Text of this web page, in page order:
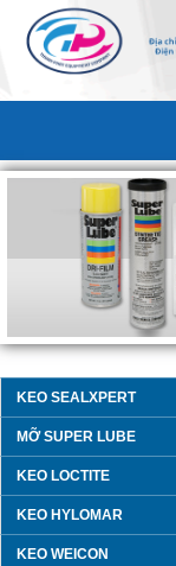
KEO SEALXPERT
MỠ SUPER LUBE
KEO LOCTITE
KEO HYLOMAR
KEO WEICON